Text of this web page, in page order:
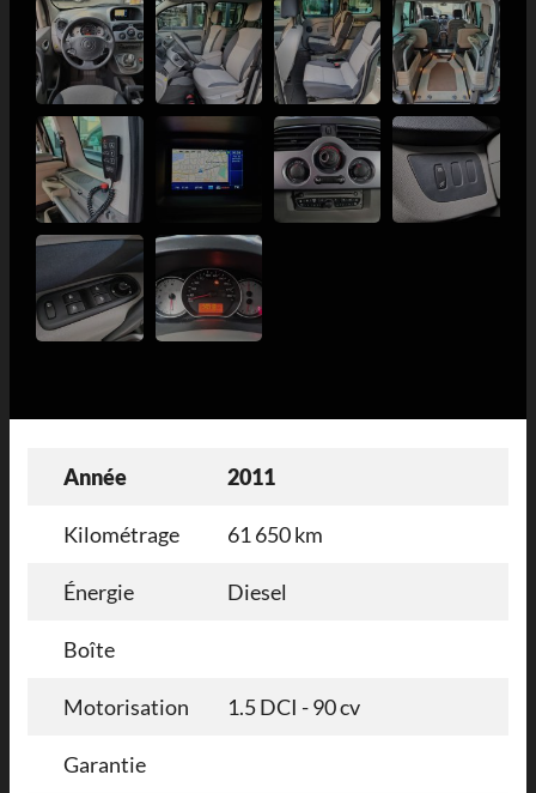
Année 2011
Kilométrage 61 650 km
Énergie Diesel
Boîte
Motorisation 1.5 DCI - 90 cv
Garantie